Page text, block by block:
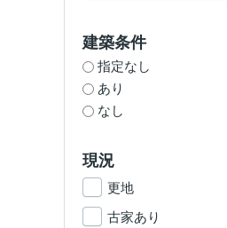
建築条件
指定なし
あり
なし
現況
更地
古家あり